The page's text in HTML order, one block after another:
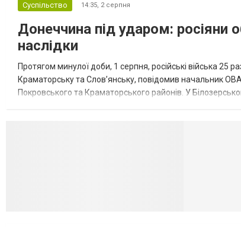
Суспільство 14:35, 2 серпня
Донеччина під ударом: росіяни
наслідки
Протягом минулої доби, 1 серпня, російські війська 25
Краматорську та Слов’янську, повідомив начальник
Покровського та Краматорського районів. У